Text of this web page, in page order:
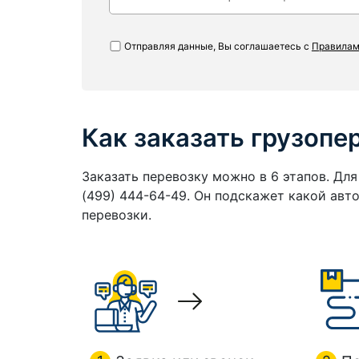
Отправляя данные, Вы соглашаетесь с
Как заказать
Заказать перевозку можно в 6 этапов.
(499) 444-64-49. Он подскажет какой
перевозки.